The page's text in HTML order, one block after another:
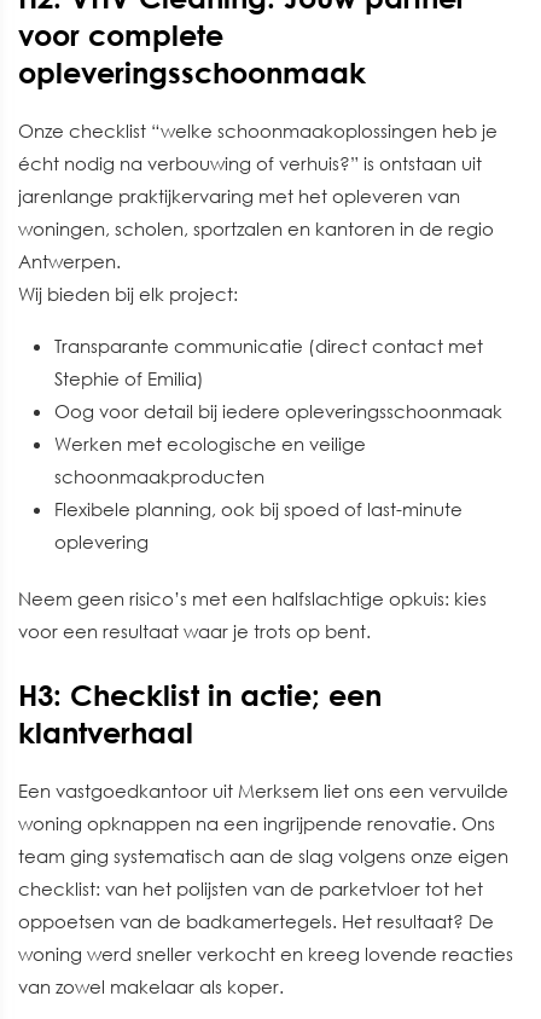
voor complete
opleveringsschoonmaak
Onze checklist “welke schoonmaakoplossingen heb je
écht nodig na verbouwing of verhuis?” is ontstaan uit
jarenlange praktijkervaring met het opleveren van
woningen, scholen, sportzalen en kantoren in de regio
Antwerpen.
Wij bieden bij elk project:
Transparante communicatie (direct contact met
Stephie of Emilia)
Oog voor detail bij iedere opleveringsschoonmaak
Werken met ecologische en veilige
schoonmaakproducten
Flexibele planning, ook bij spoed of last-minute
oplevering
Neem geen risico’s met een halfslachtige opkuis: kies
voor een resultaat waar je trots op bent.
H3: Checklist in actie; een
klantverhaal
Een vastgoedkantoor uit Merksem liet ons een vervuilde
woning opknappen na een ingrijpende renovatie. Ons
team ging systematisch aan de slag volgens onze eigen
checklist: van het polijsten van de parketvloer tot het
oppoetsen van de badkamertegels. Het resultaat? De
woning werd sneller verkocht en kreeg lovende reacties
van zowel makelaar als koper.